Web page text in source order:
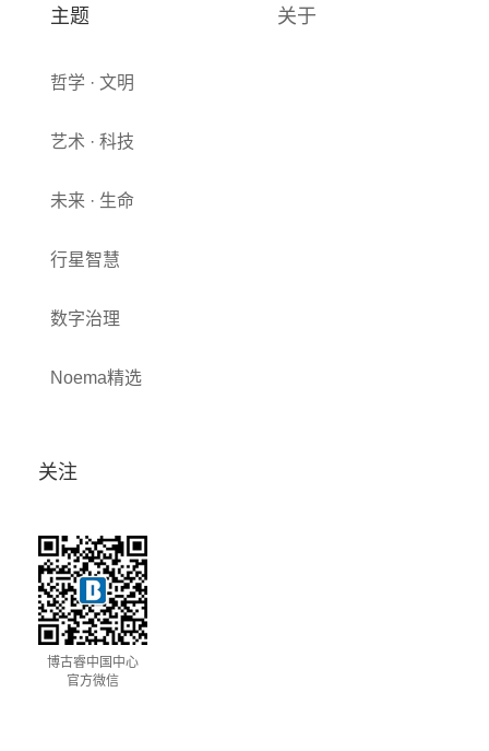
主题
哲学 · 文明
艺术 · 科技
未来 · 生命
行星智慧
数字治理
Noema精选
关于
关注
博古睿中国中心
官方微信